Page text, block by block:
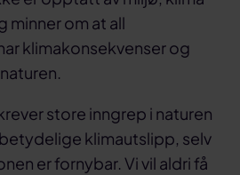
minner om at all
klimakonsekvenser og
store inngrep i naturen
klimautslipp, selv
er fornybar. Vi vil aldri få